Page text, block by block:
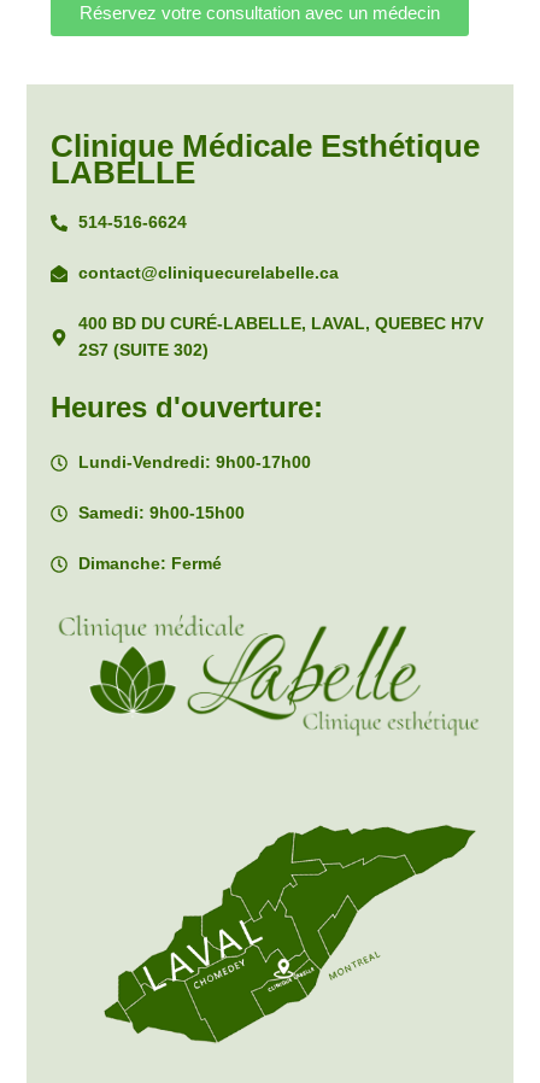
Réservez votre consultation avec un médecin
Clinique Médicale Esthétique
LABELLE
514-516-6624
contact@cliniquecurelabelle.ca
400 BD DU CURÉ-LABELLE, LAVAL, QUEBEC H7V
2S7 (SUITE 302)
Heures d'ouverture:
Lundi-Vendredi: 9h00-17h00
Samedi: 9h00-15h00
Dimanche: Fermé